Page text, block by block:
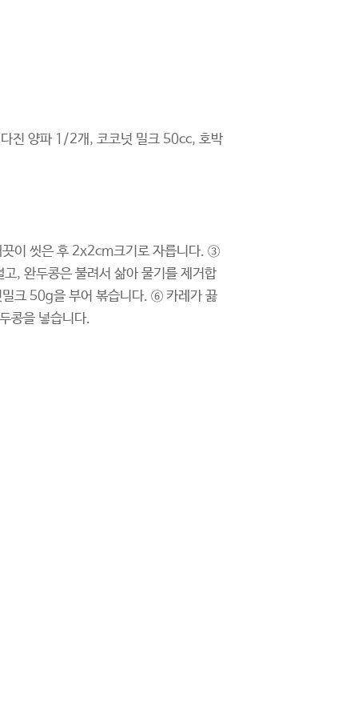
진 양파 1/2개, 코코넛 밀크 50cc, 호박
이 씻은 후 2x2cm크기로 자릅니다. ③
, 완두콩은 불려서 삶아 물기를 제거합
크 50g을 부어 볶습니다. ⑥ 카레가 끓
콩을 넣습니다.